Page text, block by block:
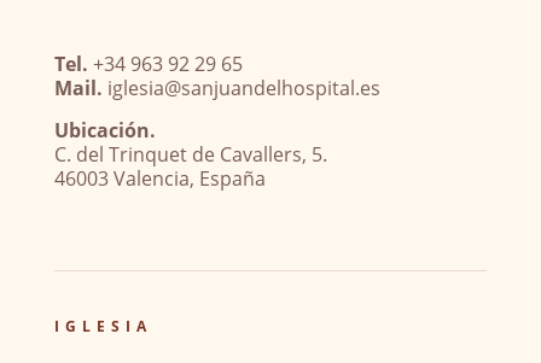
Tel. +34 963 92 29 65
Mail. iglesia@sanjuandelhospital.es
Ubicación.
C. del Trinquet de Cavallers, 5.
46003 Valencia, España
IGLESIA